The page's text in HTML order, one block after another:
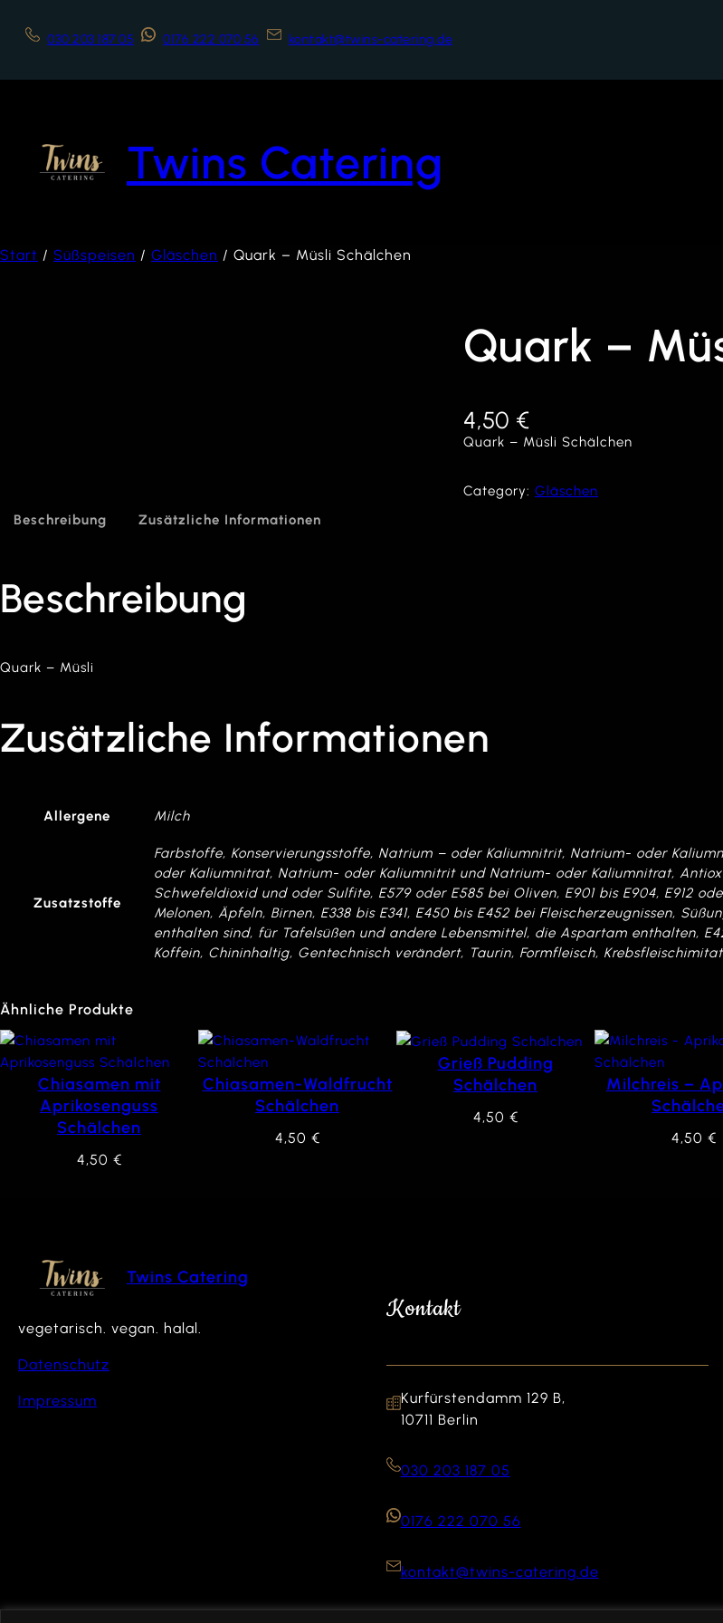
030 203 187 05 0176 222 070 56 kontakt@twins-catering.de
Twins Catering
Start / Süßspeisen / Gläschen / Quark – Müsli Schälchen
Quark –
4,50 €
Quark – Müsli Schälchen
Category: Gläschen
Beschreibung
Zusätzliche Informationen
Beschreibung
Quark – Müsli
Zusätzliche Informationen
Allergene Milch
Zusatzstoffe
Farbstoffe, Konservierungsstoffe, Natrium – oder Kaliumnitrit, Natrium- oder
oder Kaliumnitrat, Natrium- oder Kaliumnitrit und Natrium- oder Kaliumnitrat,
Schwefeldioxid und oder Sulfite, E579 oder E585 bei Oliven, E901 bis E904, E912
Melonen, Äpfeln, Birnen, E338 bis E341, E450 bis E452 bei Fleischerzeugnissen,
enthalten sind, für Tafelsüßen und andere Lebensmittel, die Aspartam enthalten,
Koffein, Chininhaltig, Gentechnisch verändert, Taurin, Formfleisch,
Ähnliche Produkte
Chiasamen mit
Aprikosenguss
Schälchen
4,50 €
Chiasamen-Waldfrucht
Schälchen
4,50 €
Grieß Pudding
Schälchen
4,50 €
Milchreis –
4,50 €
Twins Catering
vegetarisch. vegan. halal.
Datenschutz
Impressum
Kontakt
Kurfürstendamm 129 B,
10711 Berlin
030 203 187 05
0176 222 070 56
kontakt@twins-catering.de